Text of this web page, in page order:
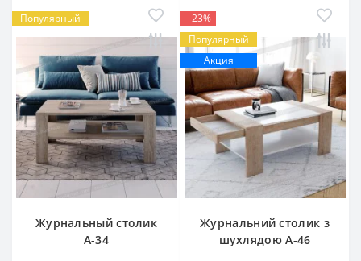
Популярный
Журнальный столик
А-34
-23%
Популярный
Акция
Журнальний столик з
шухлядою А-46